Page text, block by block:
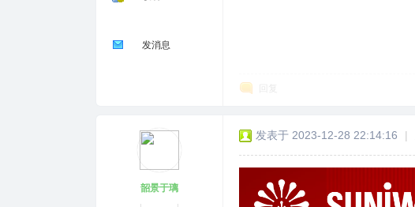
发消息
韶景于璃
发表于 2023-12-28 22:14:16 |